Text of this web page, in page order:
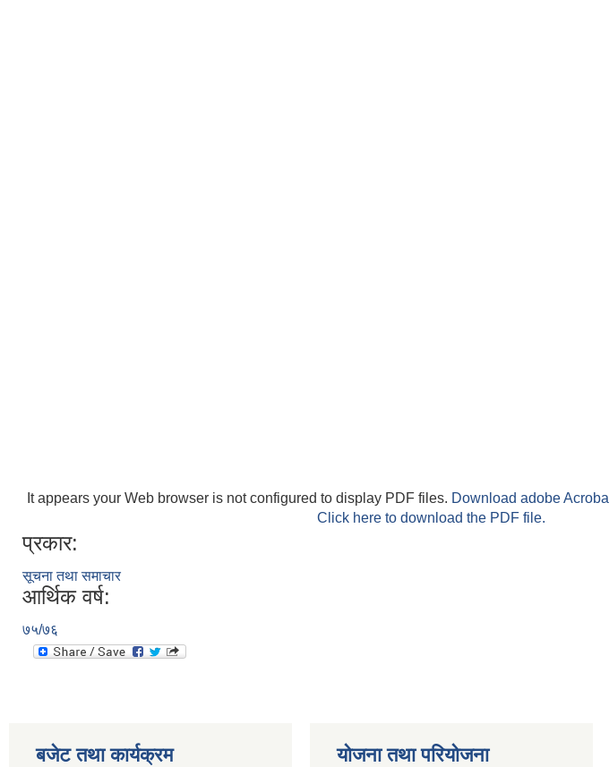
It appears your Web browser is not configured to display PDF files. Download adobe
Click here to download the PDF file.
प्रकार:
सूचना तथा समाचार
आर्थिक वर्ष:
७५/७६
बजेट तथा कार्यक्रम योजना तथा परियोजना